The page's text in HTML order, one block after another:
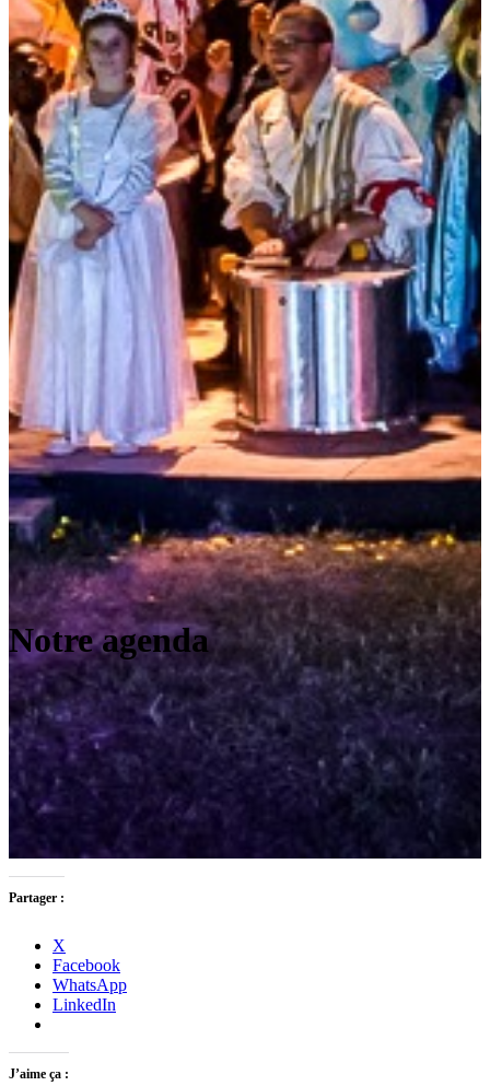
Notre agenda
Partager :
X
Facebook
WhatsApp
LinkedIn
J’aime ça :